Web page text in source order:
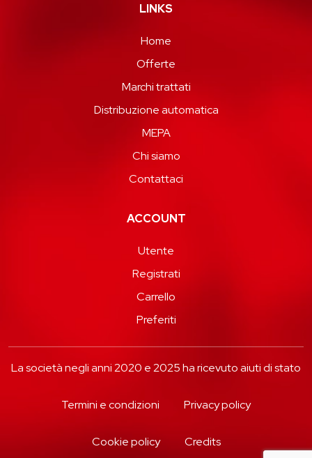
LINKS
Home
Offerte
Marchi trattati
Distribuzione automatica
MEPA
Chi siamo
Contattaci
ACCOUNT
Utente
Registrati
Carrello
Preferiti
La società negli anni 2020 e 2025 ha ricevuto aiuti di stato
Termini e condizioni Privacy policy
Cookie policy Credits